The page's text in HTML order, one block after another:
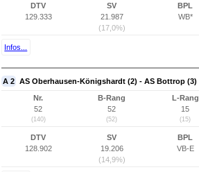
DTV
129.333
SV
21.987
(17,0%)
BPL
WB*
Infos...
A 2 AS Oberhausen-Königshardt (2) - AS Bottrop (3)
Nr.
52
(140)
B-Rang
52
(52)
L-Rang
15
(15)
DTV
128.902
SV
19.206
(14,9%)
BPL
VB-E